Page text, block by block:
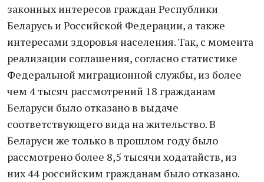
законных интересов граждан Республики
Беларусь и Российской Федерации, а также
интересами здоровья населения. Так, с момента
реализации соглашения, согласно статистике
Федеральной миграционной службы, из более
чем 4 тысяч рассмотрений 18 гражданам
Беларуси было отказано в выдаче
соответствующего вида на жительство. В
Беларуси же только в прошлом году было
рассмотрено более 8,5 тысячи ходатайств, из
них 44 российским гражданам было отказано.